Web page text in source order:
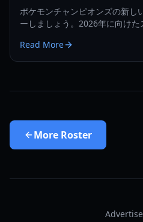
ポケモンチャンピオンズの新し
ーしましょう。2026年に向けた
Read More
More Roster